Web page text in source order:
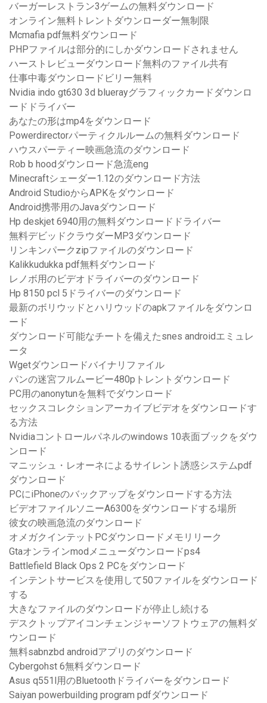
バーガーレストラン3ゲームの無料ダウンロード
オンライン無料トレントダウンローダー無制限
Mcmafia pdf無料ダウンロード
PHPファイルは部分的にしかダウンロードされません
ハーストレビューダウンロード無料のファイル共有
仕事中毒ダウンロードビリー無料
Nvidia indo gt630 3d bluerayグラフィックカードダウンロ
ードドライバー
あなたの形はmp4をダウンロード
Powerdirectorパーティクルルームの無料ダウンロード
ハウスパーティー映画急流のダウンロード
Rob b hoodダウンロード急流eng
Minecraftシェーダー1.12のダウンロード方法
Android StudioからAPKをダウンロード
Android携帯用のJavaダウンロード
Hp deskjet 6940用の無料ダウンロードドライバー
無料デビッドクラウダーMP3ダウンロード
リンキンパークzipファイルのダウンロード
Kalikkudukka pdf無料ダウンロード
レノボ用のビデオドライバーのダウンロード
Hp 8150 pcl 5ドライバーのダウンロード
最新のボリウッドとハリウッドのapkファイルをダウンロ
ード
ダウンロード可能なチートを備えたsnes androidエミュレ
ータ
Wgetダウンロードバイナリファイル
パンの迷宮フルムービー480pトレントダウンロード
PC用のanonytunを無料でダウンロード
セックスコレクションアーカイブビデオをダウンロードす
る方法
Nvidiaコントロールパネルのwindows 10表面ブックをダウ
ンロード
マニッシュ・レオーネによるサイレント誘惑システムpdf
ダウンロード
PCにiPhoneのバックアップをダウンロードする方法
ビデオファイルソニーA6300をダウンロードする場所
彼女の映画急流のダウンロード
オメガクインテットPCダウンロードメモリリーク
Gtaオンラインmodメニューダウンロードps4
Battlefield Black Ops 2 PCをダウンロード
インテントサービスを使用して50ファイルをダウンロード
する
大きなファイルのダウンロードが停止し続ける
デスクトップアイコンチェンジャーソフトウェアの無料ダ
ウンロード
無料sabnzbd androidアプリのダウンロード
Cybergohst 6無料ダウンロード
Asus q551l用のBluetoothドライバーをダウンロード
Saiyan powerbuilding program pdfダウンロード